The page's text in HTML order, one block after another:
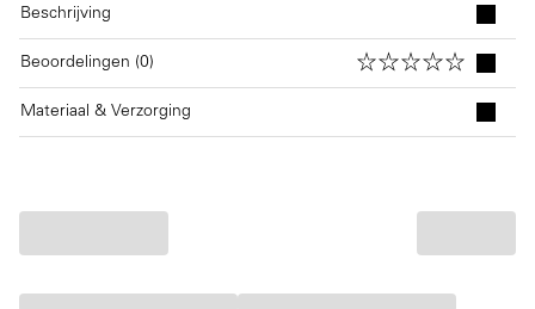
Beschrijving
Beoordelingen (0)
Materiaal & Verzorging